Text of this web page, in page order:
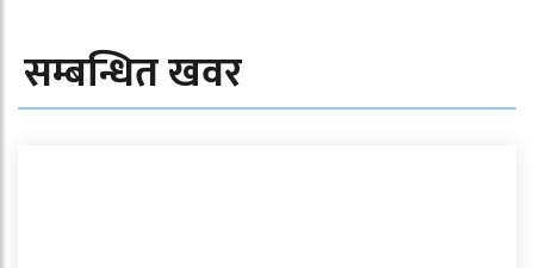
सम्बन्धित खवर